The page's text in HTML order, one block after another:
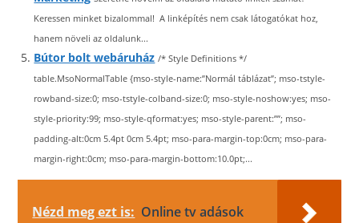
Keressen minket bizalommal! A linképítés nem csak látogatókat hoz,
hanem növeli az oldalunk...
Bútor bolt webáruház /* Style Definitions */
table.MsoNormalTable {mso-style-name:”Normál táblázat”; mso-tstyle-
rowband-size:0; mso-tstyle-colband-size:0; mso-style-noshow:yes; mso-
style-priority:99; mso-style-qformat:yes; mso-style-parent:””; mso-
padding-alt:0cm 5.4pt 0cm 5.4pt; mso-para-margin-top:0cm; mso-para-
margin-right:0cm; mso-para-margin-bottom:10.0pt;...
Nézd meg ezt is: Online tv adások